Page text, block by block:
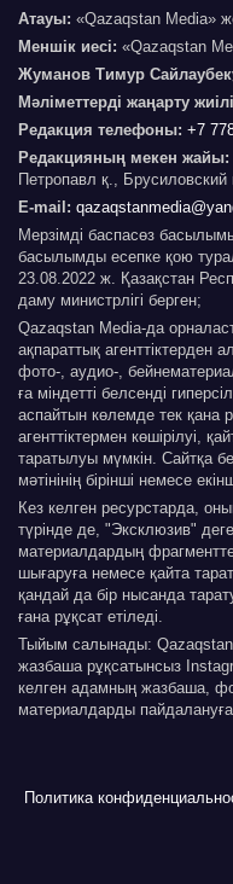
Атауы: «Qazaqstan Media»
Меншік иесі: «Qazaqstan
Жуманов Тимур
Мәліметтерді жаңарту
Редакция телефоны: +7
Редакцияның мекен жайы:
Петропавл қ., Брусиловский
E-mail:
Мерзімді баспасөз
басылымды есепке қою
23.08.2022 ж. Қазақстан
даму министрлігі берген;
Qazaqstan Media-да
ақпараттық агенттіктерден
фото-, аудио-,
ға міндетті белсенді
аспайтын көлемде тек қана
агенттіктермен көшірілуі,
таратылуы мүмкін. Сайтқа
мәтінінің бірінші немесе
Кез келген ресурстарда,
түрінде де, "Эксклюзив"
материалдардың
шығаруға немесе қайта
қандай да бір нысанда
ғана рұқсат етіледі.
Тыйым салынады:
жазбаша рұқсатынсыз
келген адамның жазбаша,
материалдарды
Политика